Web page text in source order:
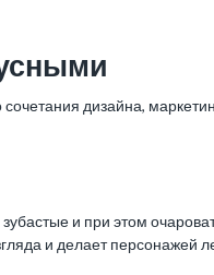
дизайна,
и при этом
и делает персонажей